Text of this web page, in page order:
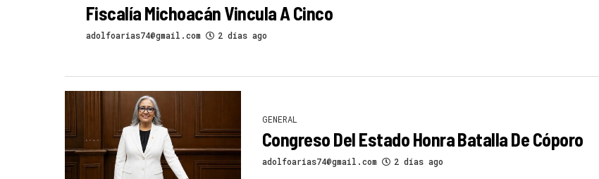
Fiscalía Michoacán Vincula A Cinco
adolfoarias74@gmail.com 2 días ago
GENERAL
Congreso Del Estado Honra Batalla De Cóporo
adolfoarias74@gmail.com 2 días ago